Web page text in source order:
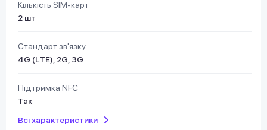
Кількість SIM-карт
2 шт
Стандарт зв'язку
4G (LTE), 2G, 3G
Підтримка NFC
Так
Всі характеристики